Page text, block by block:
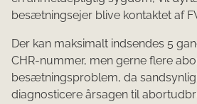
besætningsejer blive kontaktet af
Der kan maksimalt indsendes 5
CHR-nummer, men gerne flere
besætningsproblem, da
diagnosticere årsagen til